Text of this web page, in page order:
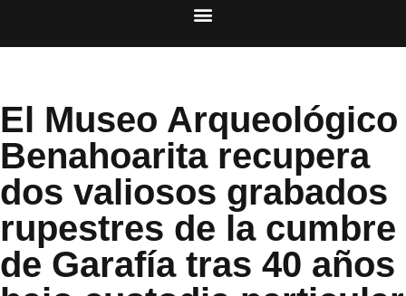
El Museo Arqueológico
Benahoarita recupera
dos valiosos grabados
rupestres de la cumbre
de Garafía tras 40 años